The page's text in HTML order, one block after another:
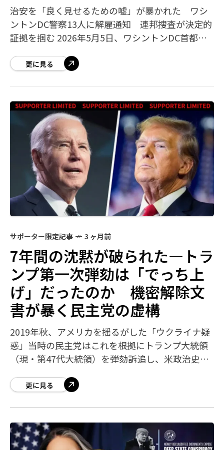
治安を「良く見せるための嘘」が暴かれた ワシ
ントンDC警察13人に解雇通知 連邦捜査が決定的
証拠を掴む 2026年5月5日、ワシントンDC首都圏
は、犯罪統計を組織的に操作して
更に見る
サポーター限定記事 3 ヶ月前
7年間の沈黙が破られた―トラ
ンプ第一次弾劾は「でっち上
げ」だったのか 機密解除文
書が暴く民主党の虚構
2019年秋、アメリカを揺るがした「ウクライナ疑
惑」当時の民主党はこれを根拠にトランプ大統領
（現・第47代大統領）を弾劾訴追し、米政治史に
逆の陰謀）の根幹が次々と崩れ落ちている
更に見る